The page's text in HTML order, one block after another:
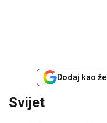
Dodaj kao
Svijet